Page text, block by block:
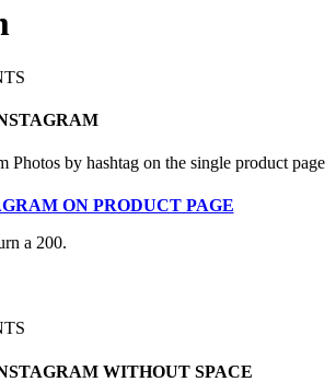
Photos by hashtag on the single product page
ON PRODUCT PAGE
a 200.
WITHOUT SPACE